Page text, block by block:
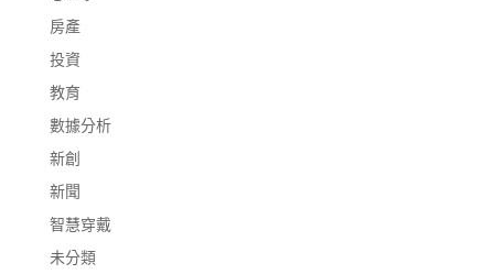
房產
投資
教育
數據分析
新創
新聞
智慧穿戴
未分類